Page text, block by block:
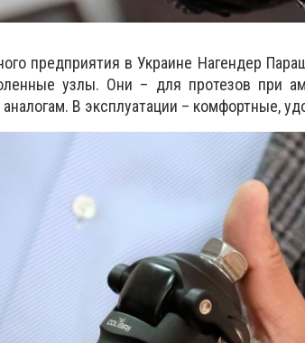
предприятия в Украине Нагендер
узлы. Они – для протезов при
В эксплуатации – комфортные,